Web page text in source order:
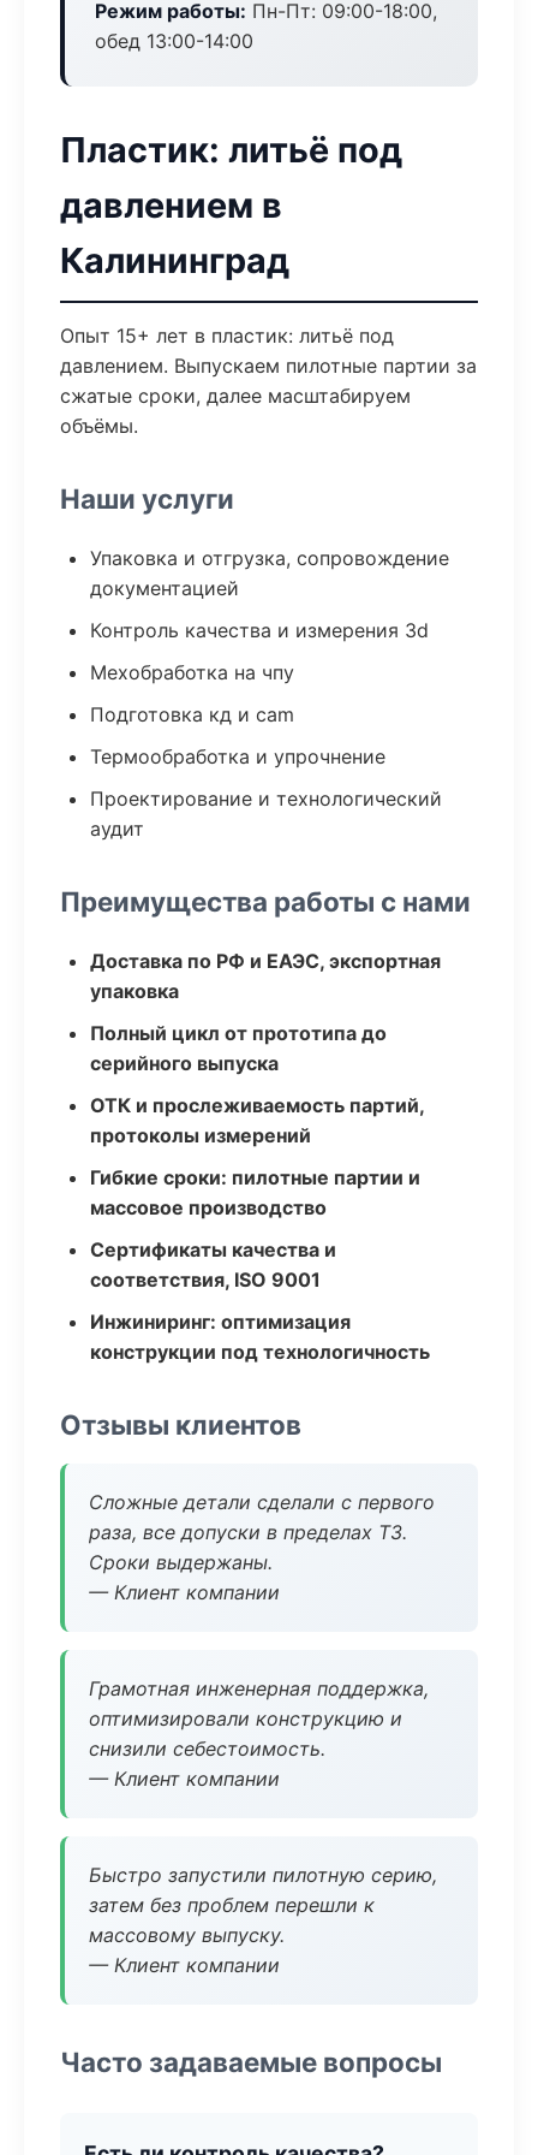
Режим работы: Пн-Пт: 09:00-18:00,
обед 13:00-14:00
Пластик: литьё под
давлением в
Калининград
Опыт 15+ лет в пластик: литьё под
давлением. Выпускаем пилотные партии за
сжатые сроки, далее масштабируем
объёмы.
Наши услуги
Упаковка и отгрузка, сопровождение
документацией
Контроль качества и измерения 3d
Мехобработка на чпу
Подготовка кд и cam
Термообработка и упрочнение
Проектирование и технологический
аудит
Преимущества работы с нами
Доставка по РФ и ЕАЭС, экспортная
упаковка
Полный цикл от прототипа до
серийного выпуска
ОТК и прослеживаемость партий,
протоколы измерений
Гибкие сроки: пилотные партии и
массовое производство
Сертификаты качества и
соответствия, ISO 9001
Инжиниринг: оптимизация
конструкции под технологичность
Отзывы клиентов
Сложные детали сделали с первого
раза, все допуски в пределах ТЗ.
Сроки выдержаны.
— Клиент компании
Грамотная инженерная поддержка,
оптимизировали конструкцию и
снизили себестоимость.
— Клиент компании
Быстро запустили пилотную серию,
затем без проблем перешли к
массовому выпуску.
— Клиент компании
Часто задаваемые вопросы